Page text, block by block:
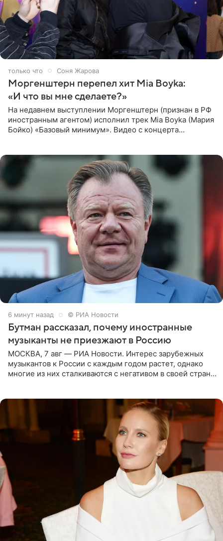
1 минуту назад Соня Жарова
Моргенштерн перепел хит Mia Boyka:
«И что вы мне сделаете?»
На недавнем выступлении Моргенштерн (признан в РФ
иностранным агентом) исполнил трек Mia Boyka (Мария
Бойко) «Базовый минимум». Видео с концерта
7 минут назад © РИА Новости
Бутман рассказал, почему иностранные
музыканты не приезжают в Россию
МОСКВА, 7 авг — РИА Новости. Интерес зарубежных
музыкантов к России с каждым годом растет, однако
многие из них сталкиваются с негативом в своей стране